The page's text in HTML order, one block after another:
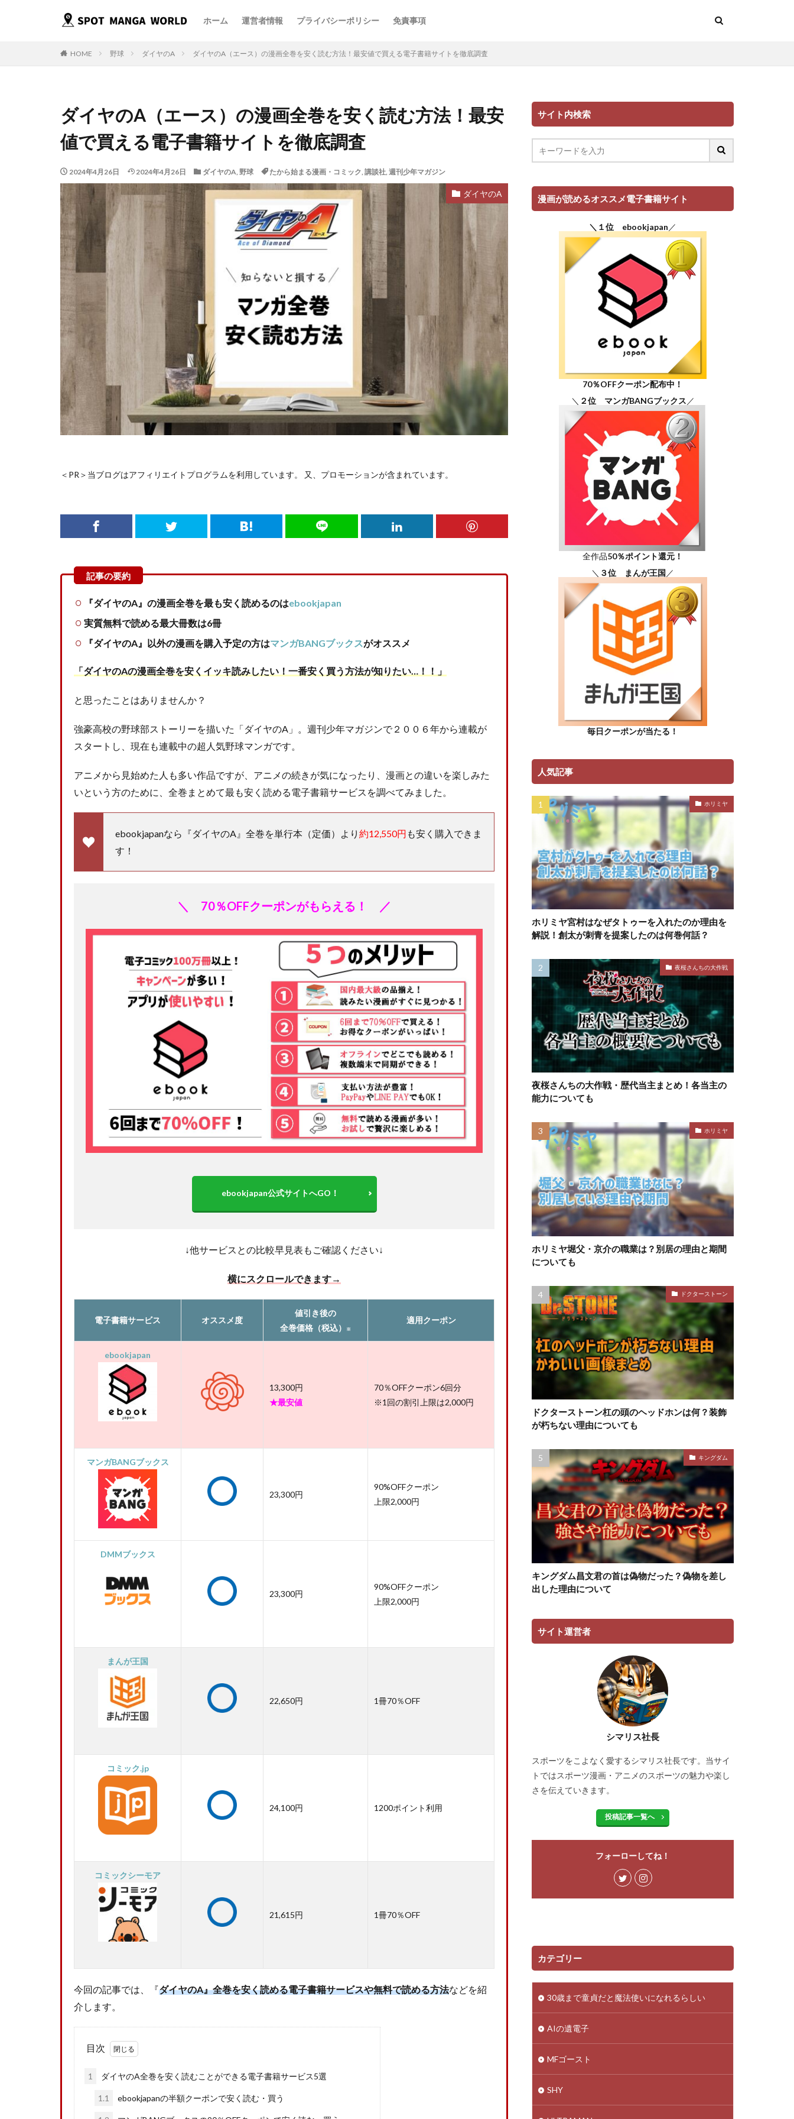
ホーム 運営者情報 プライバシーポリシー 免責事項
HOME 野球 ダイヤのA ダイヤのA（エース）の漫画全巻を安く読む方法！最安値で買える電子書籍サイトを徹底調査
ダイヤのA（エース）の漫画全巻を安く読む方法！最安
値で買える電子書籍サイトを徹底調査
2024年4月26日 2024年4月26日 ダイヤのA, 野球 たから始まる漫画・コミック, 講談社, 週刊少年マガジン
ダイヤのA
＜PR＞当ブログはアフィリエイトプログラムを利用しています。 又、プロモーションが含まれています。
『ダイヤのA』の漫画全巻を最も安く読めるのはebookjapan
実質無料で読める最大冊数は6冊
『ダイヤのA』以外の漫画を購入予定の方はマンガBANGブックスがオススメ
「ダイヤのAの漫画全巻を安くイッキ読みしたい！一番安く買う方法が知りたい…！！」
と思ったことはありませんか？
強豪高校の野球部ストーリーを描いた「ダイヤのA」。週刊少年マガジンで２００６年から連載が
スタートし、現在も連載中の超人気野球マンガです。
アニメから見始めた人も多い作品ですが、アニメの続きが気になったり、漫画との違いを楽しみた
いという方のために、全巻まとめて最も安く読める電子書籍サービスを調べてみました。
ebookjapanなら『ダイヤのA』全巻を単行本（定価）より 約12,550円 も安く購入できま
す！
＼ 70％OFFクーポンがもらえる！ ／
ebookjapan公式サイトへGO！
↓他サービスとの比較早見表もご確認ください↓
横にスクロールできます→
電子書籍サービス オススメ度
値引き後の
全巻価格（税込）
※
適用クーポン
ebookjapan
13,300円
★最安値
70％OFFクーポン6回分
※1回の割引上限は2,000円
マンガBANGブックス
23,300円
90%OFFクーポン
上限2,000円
DMMブックス
23,300円
90%OFFクーポン
上限2,000円
まんが王国
22,650円 1冊70％OFF
コミック.jp
24,100円 1200ポイント利用
コミックシーモア
21,615円 1冊70％OFF
今回の記事では、『ダイヤのA』全巻を安く読める電子書籍サービスや無料で読める方法などを紹
介します。
目次
1 ダイヤのA全巻を安く読むことができる電子書籍サービス5選
1.1 ebookjapanの半額クーポンで安く読む・買う
サイト内検索
漫画が読めるオススメ電子書籍サイト
＼１位 ebookjapan ／
70％OFFクーポン配布中！
＼ ２位 マンガBANGブックス ／
全作品50％ポイント還元！
＼ ３位 まんが王国 ／
毎日クーポンが当たる！
人気記事
ホリミヤ
ホリミヤ宮村はなぜタトゥーを入れたのか理由を
解説！創太が刺青を提案したのは何巻何話？
夜桜さんちの大作戦
夜桜さんちの大作戦・歴代当主まとめ！各当主の
能力についても
ホリミヤ
ホリミヤ堀父・京介の職業は？別居の理由と期間
についても
ドクターストーン
ドクターストーン杠の頭のヘッドホンは何？装飾
が朽ちない理由についても
キングダム
キングダム昌文君の首は偽物だった？偽物を差し
出した理由について
サイト運営者
シマリス社長
スポーツをこよなく愛するシマリス社長です。当サイ
トではスポーツ漫画・アニメのスポーツの魅力や楽し
さを伝えていきます。
投稿記事一覧へ
フォーローしてね！
カテゴリー
30歳まで童貞だと魔法使いになれるらしい
AIの遺電子
MFゴースト
SHY